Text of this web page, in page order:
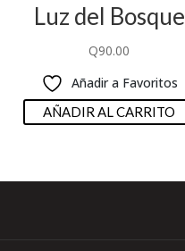
Luz del Bosque
Q90.00
Añadir a Favoritos
AÑADIR AL CARRITO